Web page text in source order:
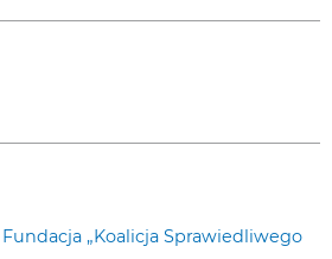
Fundacja „Koalicja Sprawiedliwego